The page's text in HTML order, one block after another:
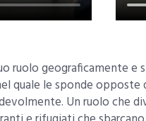
ruolo geograficamente
quale le sponde opposte
Un ruolo che